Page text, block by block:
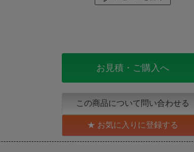
お見積・ご購入へ
この商品について問い合わせる
お気に入りに登録する